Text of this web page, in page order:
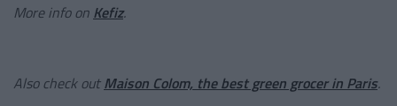
More info on Kefiz.
Also check outMaison Colom, the best green grocer in Paris.